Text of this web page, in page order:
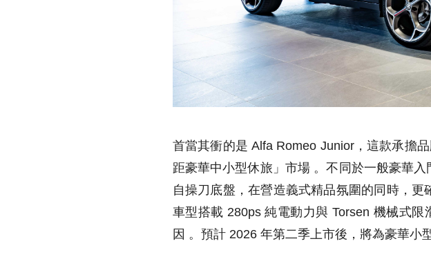
首當其衝的是 Alfa Romeo Junior，這款承擔
距豪華中小型休旅」市場 。不同於一般豪華
自操刀底盤，在營造義式精品氛圍的同時，
車型搭載 280ps 純電動力與 Torsen 機械式
因 。預計 2026 年第二季上市後，將為豪華小